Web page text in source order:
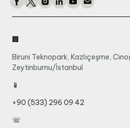
🏢
Biruni Teknopark, Kazlıçeşme,
Zeytinburnu/İstanbul
📱
+90 (533) 296 09 42
☏